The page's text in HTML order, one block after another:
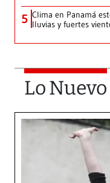
5 Clima en Panamá
lluvias y fuertes
Lo Nuevo